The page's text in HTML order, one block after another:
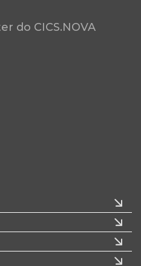
do CICS.NOVA